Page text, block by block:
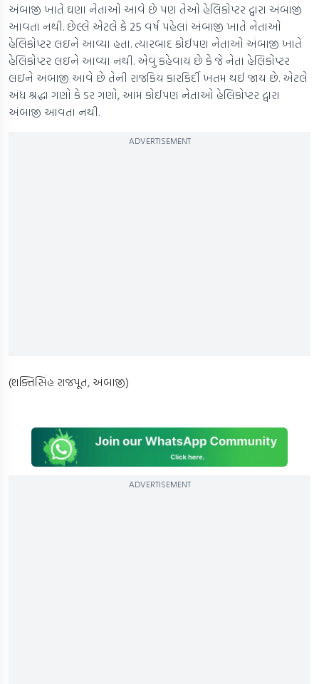
અંબાજી ખાતે ઘણા નેતાઓ આવે છે પણ તેઓ હેલિકોપ્ટર દ્વારા અંબાજી
આવતા નથી. છેલ્લે એટલે કે 25 વર્ષ પહેલાં અંબાજી ખાતે નેતાઓ
હેલિકોપ્ટર લઇને આવ્યા હતા. ત્યારબાદ કોઈપણ નેતાઓ અંબાજી ખાતે
હેલિકોપ્ટર લઇને આવ્યા નથી. એવું કહેવાય છે કે જે નેતા હેલિકોપ્ટર
લઇને અંબાજી આવે છે તેની રાજકિય કારકિર્દી ખતમ થઈ જાય છે. એટલે
અંધ શ્રદ્ધા ગણો કે ડર ગણો, આમ કોઈપણ નેતાઓ હેલિકોપ્ટર દ્વારા
અંબાજી આવતા નથી.
ADVERTISEMENT
(શક્તિસિંહ રાજપૂત, અંબાજી)
ADVERTISEMENT